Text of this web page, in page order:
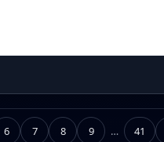
6 7 8 9 … 41